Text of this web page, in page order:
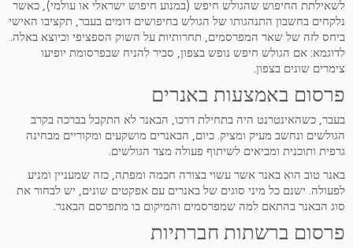
לשאילתת החיפוש שהגולש חיפש (במנוע חיפוש ישראלי או עולמי), כאשר
נלקחים בחשבון התנהגותו של הגולש בחיפושים דומים בעבר, תקציבו האישי
ביחס לזה של שאר המפרסמים, תחרותיות על השוק הספציפי וכיוצא באלה.
לדוגמא: אם הגולש חיפש נופש בצפון, סביר להניח שבפרסומת יופיעו
צימרים שונים בצפון.
פרסום באמצעות באנרים
בעבר, כשהאינטרנט היה בתחילת דרכו, הבאנר לא התקבל בברכה בקרב
הגולשים ונחשב מעיק ומציק. כיום, הבאנרים מושקעים ומקוריים מבחינה
גרפית ותוכנית ומביאים לשיתוף פעולה מצד הגולשים.
באנר טוב הוא באנר אשר עשוי בצורה חכמה ומפתה, כזה שמעניין ומניע
לפעולה. ישנם כל מיני סוגים של באנרים עם אפקטים שונים, יש לבחור את
סוג הבאנר בהתאם למה שמפרסמים והמיקום בו מתפרסם הבאנר.
פרסום ברשתות חברתיות